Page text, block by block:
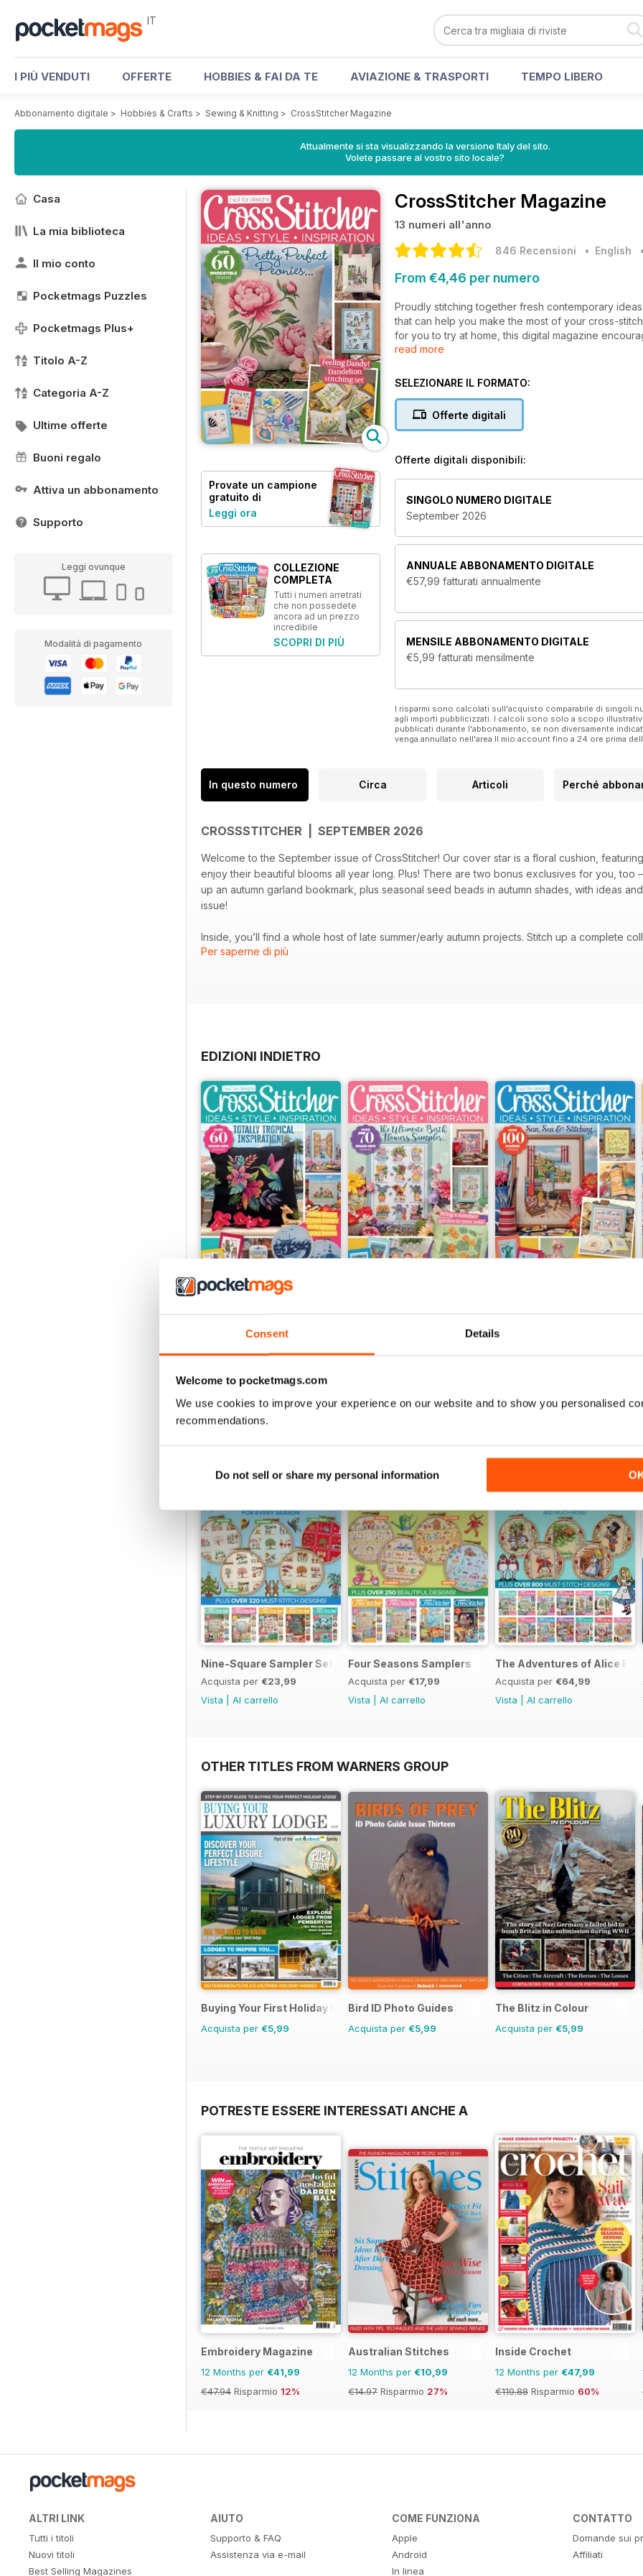
Consent Details
Welcome to pocketmags.com
We use cookies to improve your experience on our website and to show you personalised
recommendations.
Do not sell or share my personal information
IT
I PIÙ VENDUTI OFFERTE HOBBIES & FAI DA TE AVIAZIONE & TRASPORTI TEMPO LIBERO
Abbonamento digitale > Hobbies & Crafts > Sewing & Knitting > CrossStitcher Magazine
Attualmente si sta visualizzando la versione Italy del sito.
Volete passare al vostro sito locale?
Casa
La mia biblioteca
Il mio conto
Pocketmags Puzzles
Pocketmags Plus+
Titolo A-Z
Categoria A-Z
Ultime offerte
Buoni regalo
Attiva un abbonamento
Supporto
Leggi ovunque
Modalità di pagamento
Provate un campione
gratuito di
CrossStitcher
Leggi ora
COLLEZIONE
COMPLETA
Tutti i numeri arretrati
che non possedete
ancora ad un prezzo
incredibile
SCOPRI DI PIÙ
CrossStitcher Magazine
13 numeri all'anno
846 Recensioni • English
From €4,46 per numero
Proudly stitching together fresh contemporary
that can help you make the most of your cross-
for you to try at home, this digital magazine
downloaded to your device.
Released monthly,CrossStitcher
you in all of your creative endeavours. Each issue
sure to satisfy vintage, contemporary, quirky, and
and the lives of your loved ones, a
cross-stitching journey.
read more
SELEZIONARE IL FORMATO:
Offerte digitali
Offerte digitali disponibili:
SINGOLO NUMERO DIGITALE
September 2026
ANNUALE ABBONAMENTO DIGITALE
€57,99 fatturati annualmente
MENSILE ABBONAMENTO DIGITALE
€5,99 fatturati mensilmente
I risparmi sono calcolati sull'acquisto comparabile di singoli
agli importi pubblicizzati. I calcoli sono solo a scopo
pubblicati durante l'abbonamento, se non diversamente
venga annullato nell'area Il mio account fino a 24 ore prima
In questo numero Circa Articoli Perché
CROSSSTITCHER | SEPTEMBER 2026
Welcome to the September issue of CrossStitcher! Our cover star is a floral cushion,
enjoy their beautiful blooms all year long. Plus! There are two bonus exclusives for you, too
up an autumn garland bookmark, plus seasonal seed beads in autumn shades, with ideas
issue!
Inside, you’ll find a whole host of late summer/early autumn projects. Stitch up a complete
accessories, or take note with our four cards with a musical theme. Make a stylish bag with
Per saperne di più
EDIZIONI INDIETRO
Acquista per€7,99
Al carrello
Acquista per€7,99
Acquista per€7,99
Vista
SPECIAL EDITIONS
Nine-Square Sampler Set
Acquista per €23,99
Vista
Al carrello
Four Seasons Samplers
Acquista per €17,99
Vista
Al carrello
The Adventures of Alice
Acquista per €64,99
Vista
Al carrello
OTHER TITLES FROM WARNERS GROUP
Buying Your First Holiday Home
Acquista per €5,99
Bird ID Photo Guides
Acquista per €5,99
The Blitz in Colour
Acquista per €5,99
POTRESTE ESSERE INTERESSATI ANCHE A
Embroidery Magazine
12 Months per €41,99
€47.94 Risparmio 12%
Australian Stitches
12 Months per €10,99
€14.97 Risparmio 27%
Inside Crochet
12 Months per €47,99
€119.88 Risparmio 60%
ALTRI LINK
Tutti i titoli
Nuovi titoli
Best Selling Magazines
AIUTO
Supporto & FAQ
Assistenza via e-mail
COME FUNZIONA
Apple
Android
In linea
CONTATTO
Domande sui
Affiliati